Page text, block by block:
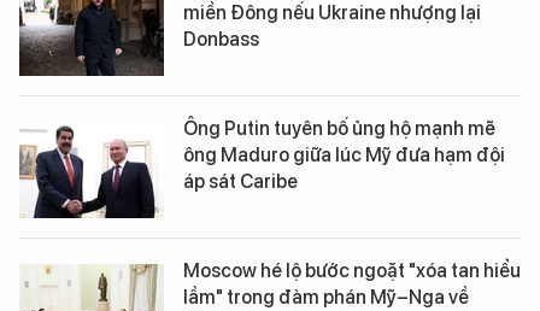
miền Đông nếu Ukraine nhượng lại
Donbass
Ông Putin tuyên bố ủng hộ mạnh mẽ
ông Maduro giữa lúc Mỹ đưa hạm đội
áp sát Caribe
Moscow hé lộ bước ngoặt "xóa tan hiểu
lầm" trong đàm phán Mỹ–Nga về